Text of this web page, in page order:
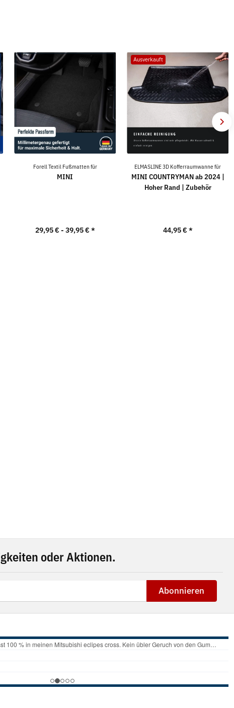
Forell Textil Fußmatten für
MINI
29,95 € - 39,95 € *
Ausverkauft
ELMASLINE 3D Kofferraumwanne für
MINI COUNTRYMAN ab 2024 |
Hoher Rand | Zubehör
44,95 € *
oder Aktionen.
Abonnieren